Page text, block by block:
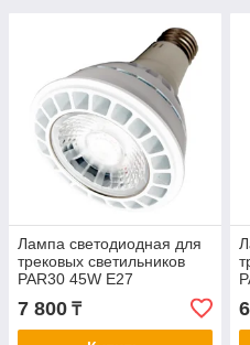
Лампа светодиодная для
трековых светильников
PAR30 45W E27
7 800 ₸